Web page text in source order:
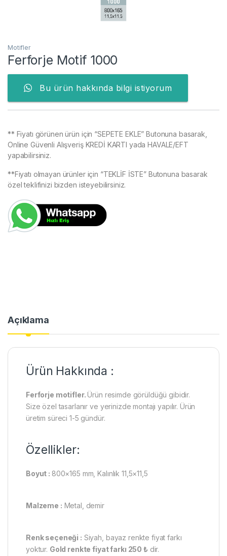
Motifler
Ferforje Motif 1000
Bu ürün hakkında bilgi istiyorum
** Fiyatı görünen ürün için “SEPETE EKLE” Butonuna basarak,
Online Güvenli Alışveriş KREDİ KARTI yada HAVALE/EFT
yapabilirsiniz.
**Fiyatı olmayan ürünler için “TEKLİF İSTE” Butonuna basarak
özel teklifinizi bizden isteyebilirsiniz.
Açıklama
Ürün Hakkında :
Ferforje motifler.Ürün resimde görüldüğü gibidir.
Size özel tasarlanır ve yerinizde montajı yapılır. Ürün
üretim süreci 1-5 gündür.
Özellikler:
Boyut : 800×165 mm, Kalınlık 11,5×11,5
Malzeme : Metal, demir
Renk seçeneği : Siyah, bayaz renkte fiyat farkı
yoktur. Gold renkte fiyat farkı 250 ₺ dir.